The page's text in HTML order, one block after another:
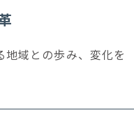
域との歩み、変化を